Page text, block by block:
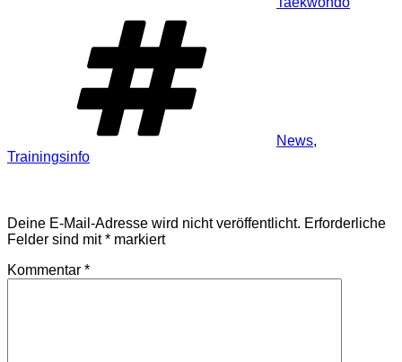
News,
Trainingsinfo
Deine E-Mail-Adresse wird nicht veröffentlicht. Erforderliche
Felder sind mit* markiert
Kommentar *